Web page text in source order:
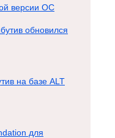
версии ОС
обновился
на базе ALT
для